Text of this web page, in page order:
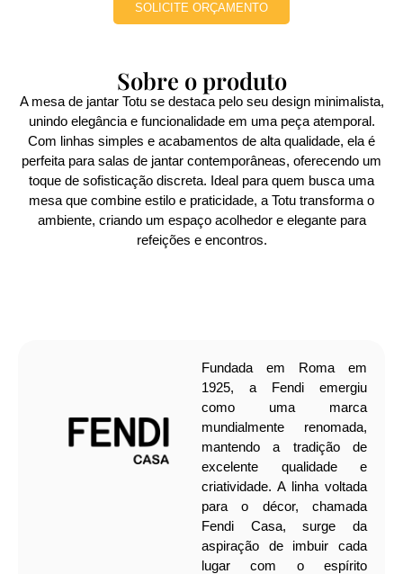
SOLICITE ORÇAMENTO
Sobre o produto
A mesa de jantar Totu se destaca pelo seu design minimalista,
unindo elegância e funcionalidade em uma peça atemporal.
Com linhas simples e acabamentos de alta qualidade, ela é
perfeita para salas de jantar contemporâneas, oferecendo um
toque de sofisticação discreta. Ideal para quem busca uma
mesa que combine estilo e praticidade, a Totu transforma o
ambiente, criando um espaço acolhedor e elegante para
refeições e encontros.
Fundada em Roma em
1925, a Fendi emergiu
como uma marca
mundialmente renomada,
mantendo a tradição de
excelente qualidade e
criatividade. A linha voltada
para o décor, chamada
Fendi Casa, surge da
aspiração de imbuir cada
lugar com o espírito